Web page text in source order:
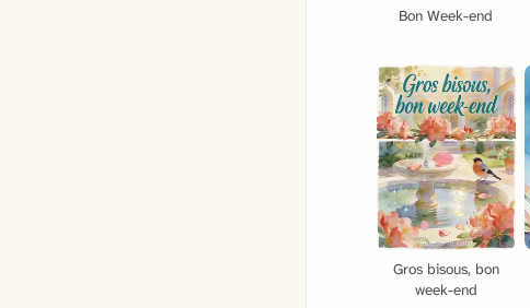
Bon Week-end
Gros bisous, bon
week-end